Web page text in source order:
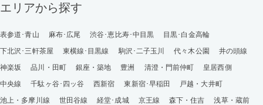
エリアから探す
表参道･青山 麻布･広尾 渋谷･恵比寿･中目黒
目黒･白金高輪
下北沢･三軒茶屋
東横線･目黒線 駒沢･二子玉川 代々木公園
井の頭線
神楽坂
品川・田町 銀座・築地 豊洲 清澄・門前仲町
皇居西側
中央線
千駄ヶ谷･四ッ谷 西新宿 東新宿･早稲田
戸越・大井町
池上・多摩川線
世田谷線 経堂･成城 京王線 森下・住吉
浅草・蔵前